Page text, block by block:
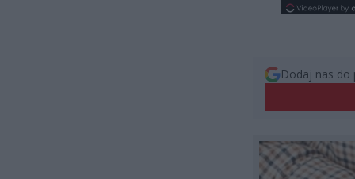
Dodaj nas do